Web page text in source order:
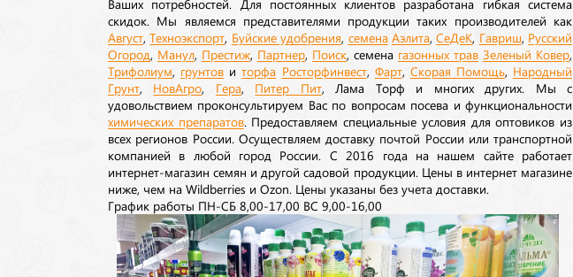
Ваших потребностей. Для постоянных клиентов разработана гибкая система
скидок. Мы являемся представителями продукции таких производителей как
Август ,Техноэкспорт Буйские удобрения семена Аэлита,СеДеК Гавриш Русский
Огород Манул Престиж Партнер Поиск , семена газонных трав Зеленый Ковер
Трифолиум грунтов иторфа Росторфинвест, Фарт, Скорая Помощь Народный
Грунт НовАгро Гера, Питер Пит, Лама Торф и многих других. Мы с
удовольствием проконсультируем Вас по вопросам посева и функциональности
химических препаратов. Предоставляем специальные условия для оптовиков из
всех регионов России. Осуществляем доставку почтой России или транспортной
компанией в любой город России. С 2016 года на нашем сайте работает
интернет-магазин семян и другой садовой продукции. Цены в интернет магазине
ниже, чем на Wildberries и Ozon. Цены указаны без учета доставки.
График работы ПН-СБ 8,00-17,00 ВС 9,00-16,00